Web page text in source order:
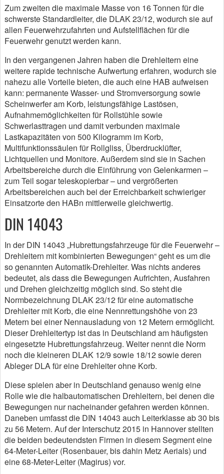
Zum zweiten die maximale Masse von 16 Tonnen für die
schwerste Standardleiter, die DLAK 23/12, wodurch sie auf
allen Feuerwehrzufahrten und Aufstellflächen für die
Feuerwehr genutzt werden kann.
In den vergangenen Jahren haben die Drehleitern eine
weitere rapide technische Aufwertung erfahren, wodurch sie
nahezu alle Vorteile bieten, die auch eine HAB aufweisen
kann: permanente Wasser- und Stromversorgung sowie
Scheinwerfer am Korb, leistungsfähige Lastösen,
Aufnahmemöglichkeiten für Rollstühle sowie
Schwerlasttragen und damit verbunden maximale
Lastkapazitäten von 500 Kilogramm im Korb,
Multifunktionssäulen für Rollgliss, Überdrucklüfter,
Lichtquellen und Monitore. Außerdem sind sie in Sachen
Arbeitsbereiche durch die Einführung von Gelenkarmen –
zum Teil sogar teleskopierbar – und vergrößerten
Arbeitsbereichen auch bei der Erreichbarkeit schwieriger
Einsatzorte den HABn mittlerweile gleichwertig.
DIN 14043
In der DIN 14043 „Hubrettungsfahrzeuge für die Feuerwehr –
Drehleitern mit kombinierten Bewegungen“ geht es um die
so genannten Automatik-Drehleiter. Was nichts anderes
bedeutet, als dass die Bewegungen Aufrichten, Ausfahren
und Drehen gleichzeitig möglich sind. So steht die
Normbezeichnung DLAK 23/12 für eine automatische
Drehleiter mit Korb, die eine Nennrettungshöhe von 23
Metern bei einer Nennausladung von 12 Metern ermöglicht.
Dieser Drehleitertyp ist das in Deutschland am häufigsten
eingesetzte Hubrettungsfahrzeug. Weiter nennt die Norm
noch die kleineren DLAK 12/9 sowie 18/12 sowie deren
Ableger DLA für eine Drehleiter ohne Korb.
Diese spielen aber in Deutschland genauso wenig eine
Rolle wie die halbautomatischen Drehleitern, bei denen die
Bewegungen nur nacheinander gefahren werden können.
Daneben umfasst die DIN 14043 auch Leiterklasse ab 30 bis
zu 56 Metern. Auf der Interschutz 2015 in Hannover stellten
die beiden bedeutendsten Firmen in diesem Segment eine
64-Meter-Leiter (Rosenbauer, bis dahin Metz Aerials) und
eine 68-Meter-Leiter (Magirus) vor.